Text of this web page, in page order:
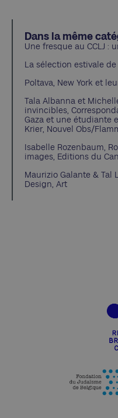
Dans la même
Une fresque au CCLJ :
La sélection estivale
Poltava, New York et
Tala Albanna et
invincibles,
Gaza et une étudiante
Krier, Nouvel Obs/
Isabelle Rozenbaum,
images, Editions du
Maurizio Galante & Tal
Design, Art